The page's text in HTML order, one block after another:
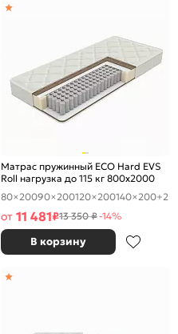
Матрас пружинный ECO Hard EVS
Roll нагрузка до 115 кг 800x2000
80×20090×200120×200140×200+2
от 11 481₽13 350 ₽-14%
В корзину